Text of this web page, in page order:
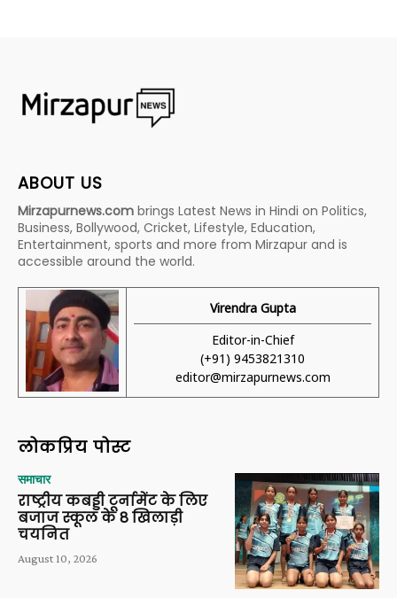
ABOUT US
Mirzapurnews.com brings Latest News in Hindi on Politics,
Business, Bollywood, Cricket, Lifestyle, Education,
Entertainment, sports and more from Mirzapur and is
accessible around the world.
Virendra Gupta
Editor-in-Chief
(+91) 9453821310
editor@mirzapurnews.com
लोकप्रिय पोस्ट
समाचार
राष्ट्रीय कबड्डी टूर्नामेंट के लिए
बजाज स्कूल के 8 खिलाड़ी
चयनित
August 10, 2026